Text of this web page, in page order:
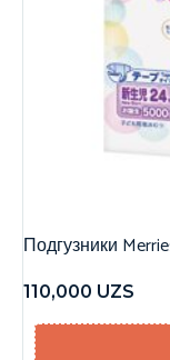
Подгузники
110,000 UZS